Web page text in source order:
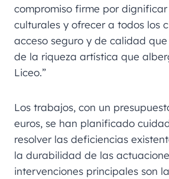
compromiso firme por
culturales y ofrecer a todos los
acceso seguro y de calidad
de la riqueza artística que
Liceo.”
Los trabajos, con un
euros, se han planificado
resolver las deficiencias
la durabilidad de las
intervenciones principales son